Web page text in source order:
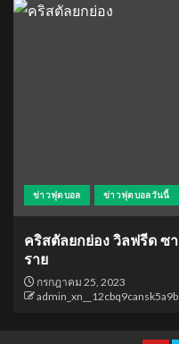
ข่าวฟุตบอล ข่าวฟุตบอลวันนี้
คริสตัลยกย่อง วิลฟรีด ซ
ราย
กรกฎาคม 25, 2023